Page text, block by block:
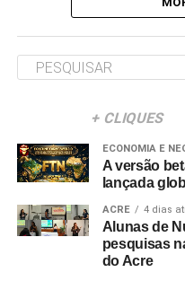
+ CLIQUES
ECONOMIA E
A versão
lançada
ACRE 4 dias
Alunas de
pesquisas
do Acre